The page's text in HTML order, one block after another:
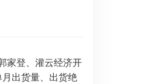
家登、灌云经济开
出货量、出货绝